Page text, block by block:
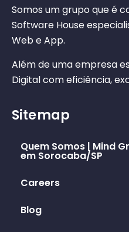
Somos um grupo que é
Software House
Web e App.
Além de uma empresa
Digital com eficiência,
Sitemap
Quem Somos | Mind
em Sorocaba/SP
Careers
Blog